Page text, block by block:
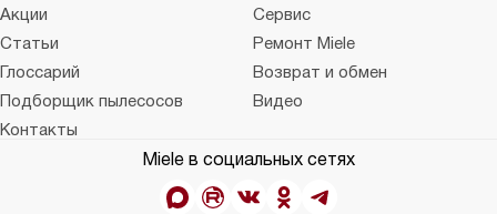
Акции
Сервис
Статьи
Ремонт Miele
Глоссарий
Возврат и обмен
Подборщик пылесосов
Видео
Контакты
Miele в социальных сетях